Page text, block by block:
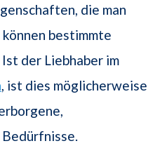
die man
bestimmte
der Liebhaber im
, ist dies möglicherweise